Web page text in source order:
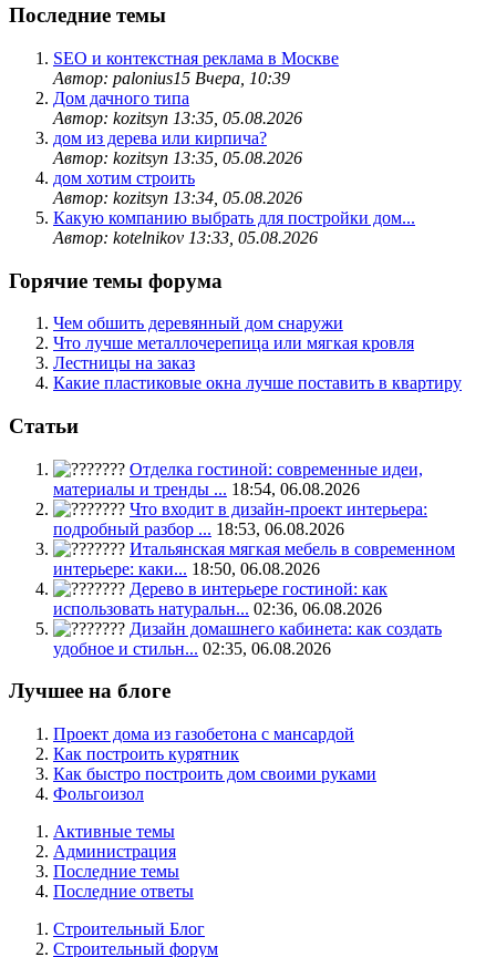
Последние темы
SEO и контекстная реклама в Москве
Автор: palonius15 Вчера, 10:39
Дом дачного типа
Автор: kozitsyn 13:35, 05.08.2026
дом из дерева или кирпича?
Автор: kozitsyn 13:35, 05.08.2026
дом хотим строить
Автор: kozitsyn 13:34, 05.08.2026
Какую компанию выбрать для постройки дом...
Автор: kotelnikov 13:33, 05.08.2026
Горячие темы форума
Чем обшить деревянный дом снаружи
Что лучше металлочерепица или мягкая кровля
Лестницы на заказ
Какие пластиковые окна лучше поставить в квартиру
Статьи
Отделка гостиной: современные идеи,
материалы и тренды ... 18:54, 06.08.2026
Что входит в дизайн-проект интерьера:
подробный разбор ... 18:53, 06.08.2026
Итальянская мягкая мебель в современном
интерьере: каки... 18:50, 06.08.2026
Дерево в интерьере гостиной: как
использовать натуральн... 02:36, 06.08.2026
Дизайн домашнего кабинета: как создать
удобное и стильн... 02:35, 06.08.2026
Лучшее на блоге
Проект дома из газобетона с мансардой
Как построить курятник
Как быстро построить дом своими руками
Фольгоизол
Активные темы
Администрация
Последние темы
Последние ответы
Строительный Блог
Строительный форум